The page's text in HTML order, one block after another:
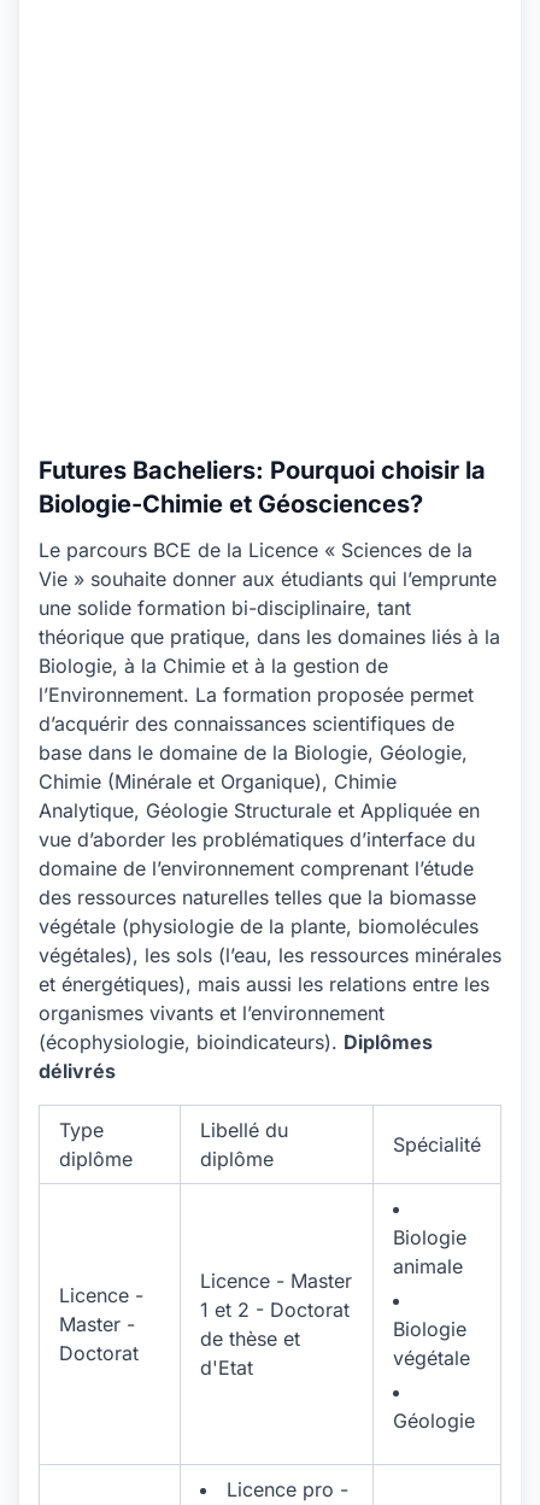
Futures Bacheliers: Pourquoi choisir la
Biologie-Chimie et Géosciences?
Le parcours BCE de la Licence « Sciences de la
Vie » souhaite donner aux étudiants qui l’emprunte
une solide formation bi-disciplinaire, tant
théorique que pratique, dans les domaines liés à la
Biologie, à la Chimie et à la gestion de
l’Environnement. La formation proposée permet
d’acquérir des connaissances scientifiques de
base dans le domaine de la Biologie, Géologie,
Chimie (Minérale et Organique), Chimie
Analytique, Géologie Structurale et Appliquée en
vue d’aborder les problématiques d’interface du
domaine de l’environnement comprenant l’étude
des ressources naturelles telles que la biomasse
végétale (physiologie de la plante, biomolécules
végétales), les sols (l’eau, les ressources minérales
et énergétiques), mais aussi les relations entre les
organismes vivants et l’environnement
(écophysiologie, bioindicateurs). Diplômes
délivrés
Type
diplôme
Libellé du
diplôme
Spécialité
Licence -
Master -
Doctorat
Licence - Master
1 et 2 - Doctorat
de thèse et
d'Etat
Biologie
animale
Biologie
végétale
Géologie
Licence pro -